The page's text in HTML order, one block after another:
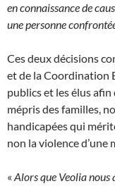
en connaissance de
une personne
Ces deux décisions
et de la Coordination
publics et les élus afin
mépris des familles,
handicapées qui
non la violence
« Alors que Veolia